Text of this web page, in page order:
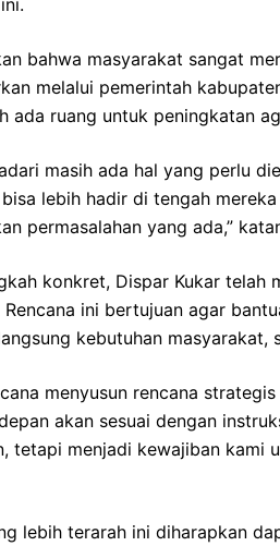
bahwa masyarakat sangat
melalui pemerintah
ada ruang untuk peningkatan
masih ada hal yang perlu
lebih hadir di tengah
permasalahan yang ada,”
konkret, Dispar Kukar telah
ini bertujuan agar
kebutuhan masyarakat,
menyusun rencana
akan sesuai dengan
tetapi menjadi kewajiban kami
lebih terarah ini diharapkan